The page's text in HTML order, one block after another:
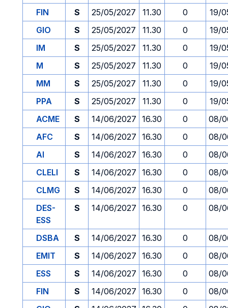
FIN
S 25/05/2027 11.30 0
19/
GIO
S 25/05/2027 11.30 0
19/
IM
S 25/05/2027 11.30 0
19/
M
S 25/05/2027 11.30 0
19/
MM
S 25/05/2027 11.30 0
19/
PPA
S 25/05/2027 11.30 0
19/
ACME
S 14/06/2027 16.30 0
08/
AFC
S 14/06/2027 16.30 0
08/
AI
S 14/06/2027 16.30 0
08/
CLELI
S 14/06/2027 16.30 0
08/
CLMG
S 14/06/2027 16.30 0
08/
DES-
ESS
S 14/06/2027 16.30 0 08/
DSBA S 14/06/2027 16.30 0
08/
EMIT
S 14/06/2027 16.30 0
08/
ESS
S 14/06/2027 16.30 0
08/
FIN
S 14/06/2027 16.30 0
08/